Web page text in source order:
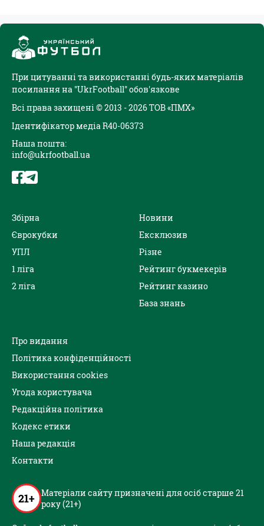
При цитуванні та використанні будь-яких матеріалів
посилання на "UkrFootball" обов'язкове
Всі права захищені © 2013 - 2026 ТОВ «ПМХ»
Ідентифікатор медіа R40-06373
Наша пошта:
info@ukrfootball.ua
Збірна
Єврокубки
УПЛ
1 ліга
2 ліга
Новини
Ексклюзив
Різне
Рейтинг букмекерів
Рейтинг казино
База знань
Про видання
Політика конфіденційності
Використання cookies
Угода користувача
Редакційна політика
Кодекс етики
Наша редакція
Контакти
21+ Матеріали сайту призначені для осіб старше 21
року (21+)